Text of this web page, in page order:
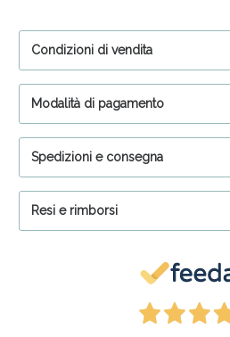
Condizioni di vendita
Modalità di pagamento
Spedizioni e consegna
Resi e rimborsi